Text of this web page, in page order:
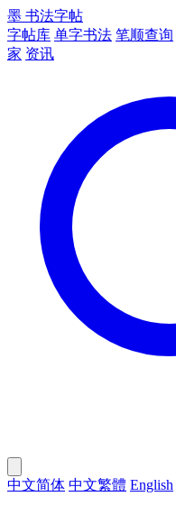
墨 书法字帖
字帖库 单字书法 笔顺查询
家 资讯
中文简体 中文繁體 English